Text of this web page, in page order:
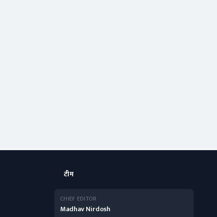
टीम
CHIEF EDITOR
Madhav Nirdosh